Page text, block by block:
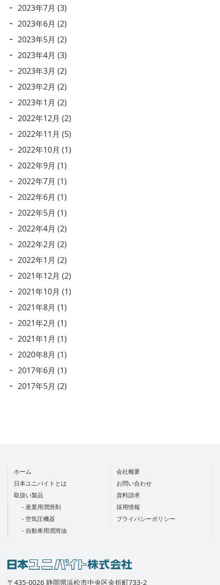
2023年7月 (3)
2023年6月 (2)
2023年5月 (2)
2023年4月 (3)
2023年3月 (2)
2023年2月 (2)
2023年1月 (2)
2022年12月 (2)
2022年11月 (5)
2022年10月 (1)
2022年9月 (1)
2022年7月 (1)
2022年6月 (1)
2022年5月 (1)
2022年4月 (2)
2022年2月 (2)
2022年1月 (2)
2021年12月 (2)
2021年10月 (1)
2021年8月 (1)
2021年2月 (1)
2021年1月 (1)
2020年8月 (1)
2017年6月 (1)
2017年5月 (2)
ホーム
日本ユニバイトとは
取扱い製品
- 産業用潤滑剤
- 空気圧機器
- 自動車用潤滑油
会社概要
お問い合わせ
資料請求
採用情報
プライバシーポリシー
〒435-0026 静岡県浜松市中央区金折町733-2